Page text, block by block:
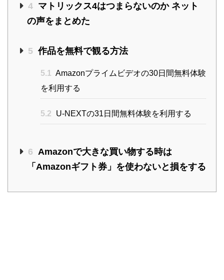
4 マトリックス4はつまらないのか ネット
の声をまとめた
5 作品を無料で観る方法
5.1 Amazonプライムビデオの30日間無料体験
を利用する
5.2 U-NEXTの31日間無料体験を利用する
6 Amazonで大きな買い物する時は
「Amazonギフト券」を使わないと損をする